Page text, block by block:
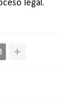
legal.